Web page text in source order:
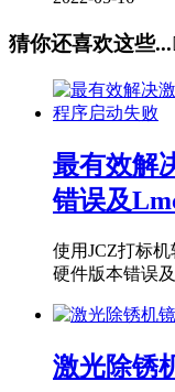
猜你还喜欢这些...
最有效解
错误及
使用JCZ打标
硬件版本错误
激光除锈